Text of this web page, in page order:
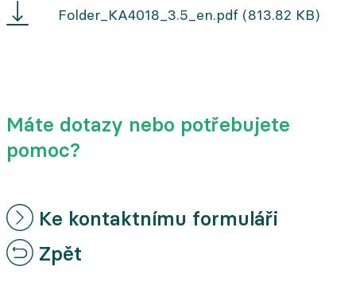
MobileFolder_KA4018_3.5_en.pdf (813.82 KB)
Máte dotazy nebo potřebujete
pomoc?
Ke kontaktnímu formuláři
Zpět